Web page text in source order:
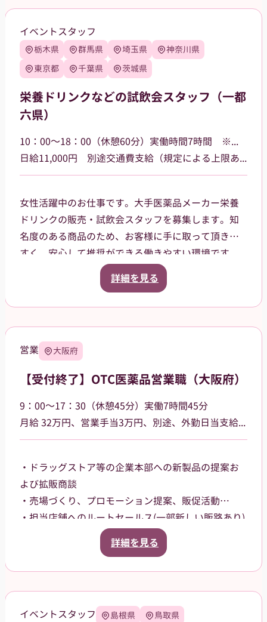
まで移動していただく予定です（タクシー代は会社
が負担）。
【服装について】
事できます！
貸与品： ジャンパー、ポロシャツ、キャップをこち
らでご用意します。
持参物： 黒パンツまたはチノパン、動きやすいスニ
イベントスタッフ
栃木県 群馬県 埼玉県
神奈川県
東京都
千葉県 茨城県
栄養ドリンクなどの試飲会スタッフ（一都
六県）
10：00～18：00（休憩60分）実働時間7時間 ※勤務場所によって多少時間が異なる場合があります
日給11,000円 別途交通費支給（規定による上限あり）
女性活躍中のお仕事です。大手医薬品メーカー栄養
ドリンクの販売・試飲会スタッフを募集します。知
名度のある商品のため、お客様に手に取って頂きや
すく、安心して推奨ができる働きやすい環境です。
一都六県（茨城県、栃木県、群馬県、埼玉県、千葉
県、東京都、神奈川県）など各地のドラッグスト
詳細を見る
営業 大阪府
【受付終了】OTC医薬品営業職（大阪府）
9：00～17：30（休憩45分）実働7時間45分
⽉給 32万円、営業⼿当3万円、別途、外勤日当支給（2,500円～/日）
・ドラッグストア等の企業本部への新製品の提案お
よび拡販商談
・売場づくり、プロモーション提案、販促活動
・担当店舗へのルートセールス(⼀部新しい販路あり)
大阪府大阪市内を中⼼に担当していただきます。
詳細を見る
イベントスタッフ 島根県 鳥取県